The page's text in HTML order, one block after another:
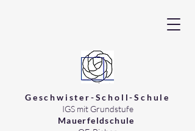
Geschwister-Scholl-Schule
IGS mit Grundstufe
Mauerfeldschule